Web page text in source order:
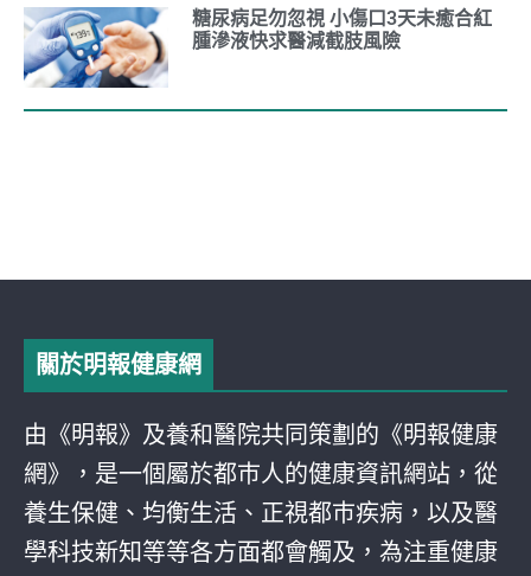
糖尿病足勿忽視 小傷口3天未癒合紅
腫滲液快求醫減截肢風險
關於明報健康網
由《明報》及養和醫院共同策劃的《明報健康
網》，是一個屬於都巿人的健康資訊網站，從
養生保健、均衡生活、正視都巿疾病，以及醫
學科技新知等等各方面都會觸及，為注重健康